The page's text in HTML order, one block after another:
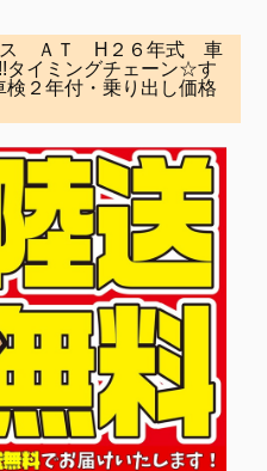
ス ＡＴ H２６年式 車
イミングチェーン☆す
検２年付・乗り出し価格